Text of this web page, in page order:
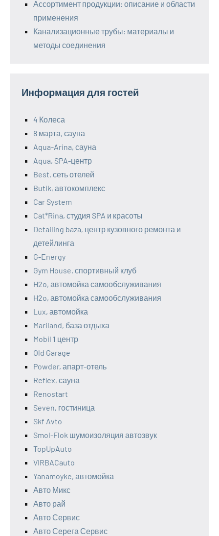
Ассортимент продукции: описание и области
применения
Канализационные трубы: материалы и
методы соединения
Информация для гостей
4 Колеса
8 марта, сауна
Aqua-Arina, сауна
Aqua, SPA-центр
Best, сеть отелей
Butik, автокомплекс
Car System
Cat*Rina, студия SPA и красоты
Detailing baza, центр кузовного ремонта и
детейлинга
G-Energy
Gym House, спортивный клуб
H2o, автомойка самообслуживания
H2o, автомойка самообслуживания
Lux, автомойка
Mariland, база отдыха
Mobil 1 центр
Old Garage
Powder, апарт-отель
Reflex, сауна
Renostart
Seven, гостиница
Skf Avto
Smol-Flok шумоизоляция автозвук
TopUpAuto
VIRBACauto
Yanamoyke, автомойка
Авто Микс
Авто рай
Авто Сервис
Авто Серега Сервис